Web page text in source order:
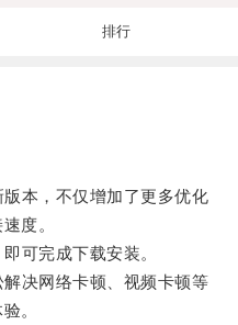
排行
本，不仅增加了更多优化
度。
可完成下载安装。
决网络卡顿、视频卡顿等
。